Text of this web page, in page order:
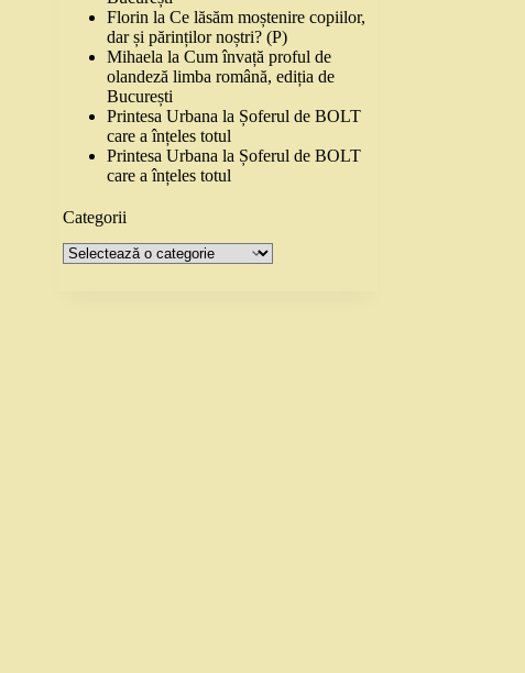
Florin laCe lăsăm moștenire copiilor,
dar și părinților noștri? (P)
Mihaela laCum învață proful de
olandeză limba română, ediția de
București
Printesa Urbana la Șoferul de BOLT
care a înțeles totul
Printesa Urbana la Șoferul de BOLT
care a înțeles totul
Categorii
Categorii